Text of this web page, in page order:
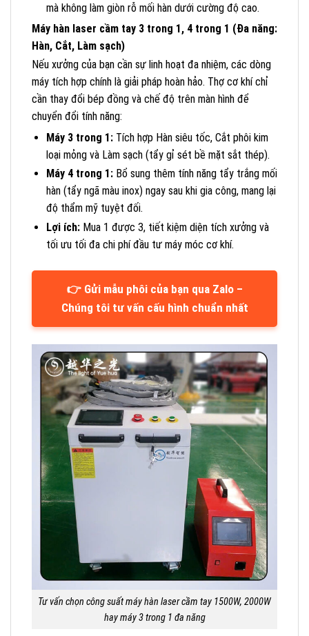
mà không làm giòn rỗ mối hàn dưới cường độ cao.
Máy hàn laser cầm tay 3 trong 1, 4 trong 1 (Đa năng:
Hàn, Cắt, Làm sạch)
Nếu xưởng của bạn cần sự linh hoạt đa nhiệm, các dòng
máy tích hợp chính là giải pháp hoàn hảo. Thợ cơ khí chỉ
cần thay đổi bép đồng và chế độ trên màn hình để
chuyển đổi tính năng:
Máy 3 trong 1:Tích hợp Hàn siêu tốc, Cắt phôi kim
loại mỏng và Làm sạch (tẩy gỉ sét bề mặt sắt thép).
Máy 4 trong 1:Bổ sung thêm tính năng tẩy trắng mối
hàn (tẩy ngã màu inox) ngay sau khi gia công, mang lại
độ thẩm mỹ tuyệt đối.
Lợi ích:Mua 1 được 3, tiết kiệm diện tích xưởng và
tối ưu tối đa chi phí đầu tư máy móc cơ khí.
👉 Gửi mẫu phôi của bạn qua Zalo –
Chúng tôi tư vấn cấu hình chuẩn nhất
Tư vấn chọn công suất máy hàn laser cầm tay 1500W, 2000W
hay máy 3 trong 1 đa năng